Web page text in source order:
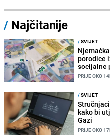
/ Najčitanije
/SVIJET
porodice
socijalne
PRIJE OKO
/SVIJET
kako bi
Gazi
PRIJE OKO